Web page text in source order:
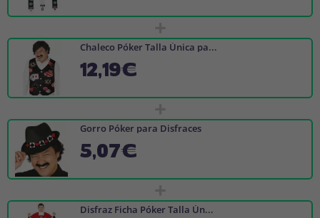
+
Chaleco Póker Talla Única pa...
12,19€
+
Gorro Póker para Disfraces
5,07€
+
Disfraz Ficha Póker Talla Ún...